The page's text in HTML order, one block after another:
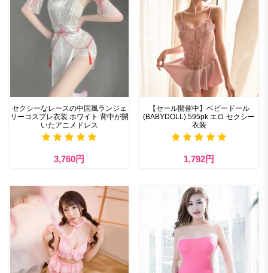
セクシーなレースの中国風ランジェ
リーコスプレ衣装 ホワイト 背中が開
いたアニメドレス
3,760円
【セール開催中】ベビードール
(BABYDOLL) 595pk エロ セクシー
衣装
1,792円